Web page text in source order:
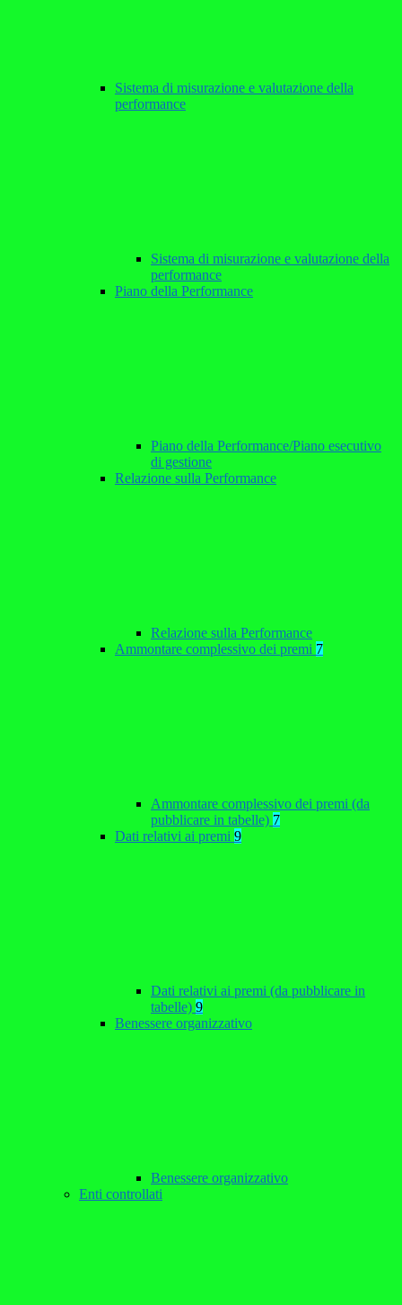
Sistema di misurazione e valutazione della
performance
Sistema di misurazione e valutazione della
performance
Piano della Performance
Piano della Performance/Piano esecutivo
di gestione
Relazione sulla Performance
Relazione sulla Performance
Ammontare complessivo dei premi 7
Ammontare complessivo dei premi (da
pubblicare in tabelle) 7
Dati relativi ai premi 9
Dati relativi ai premi (da pubblicare in
tabelle) 9
Benessere organizzativo
Benessere organizzativo
Enti controllati